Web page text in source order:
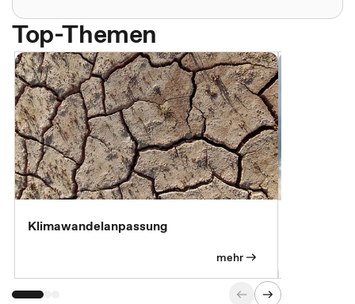
Top-Themen
Klimawandelanpassung
mehr